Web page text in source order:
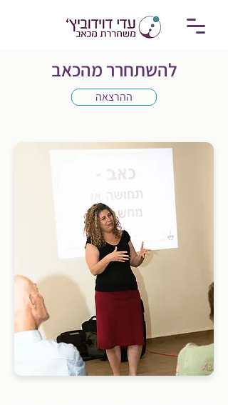
להשתחרר מהכאב
ההרצאה